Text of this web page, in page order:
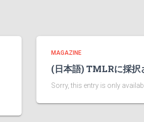
MAGAZINE
(日本語) TMLRに採択
Sorry, this entry is only